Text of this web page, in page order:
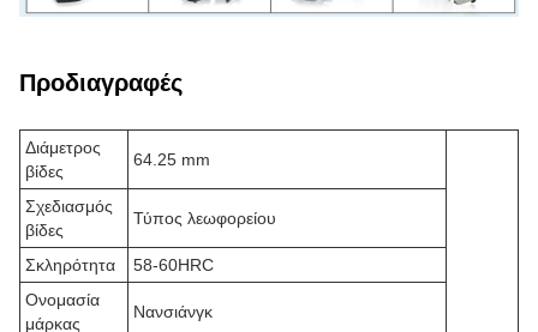
Προδιαγραφές
Διάμετρος
βίδες
64.25 mm
Σχεδιασμός
βίδες
Τύπος λεωφορείου
Σκληρότητα
58-60HRC
Ονομασία
μάρκας
Νανσιάνγκ